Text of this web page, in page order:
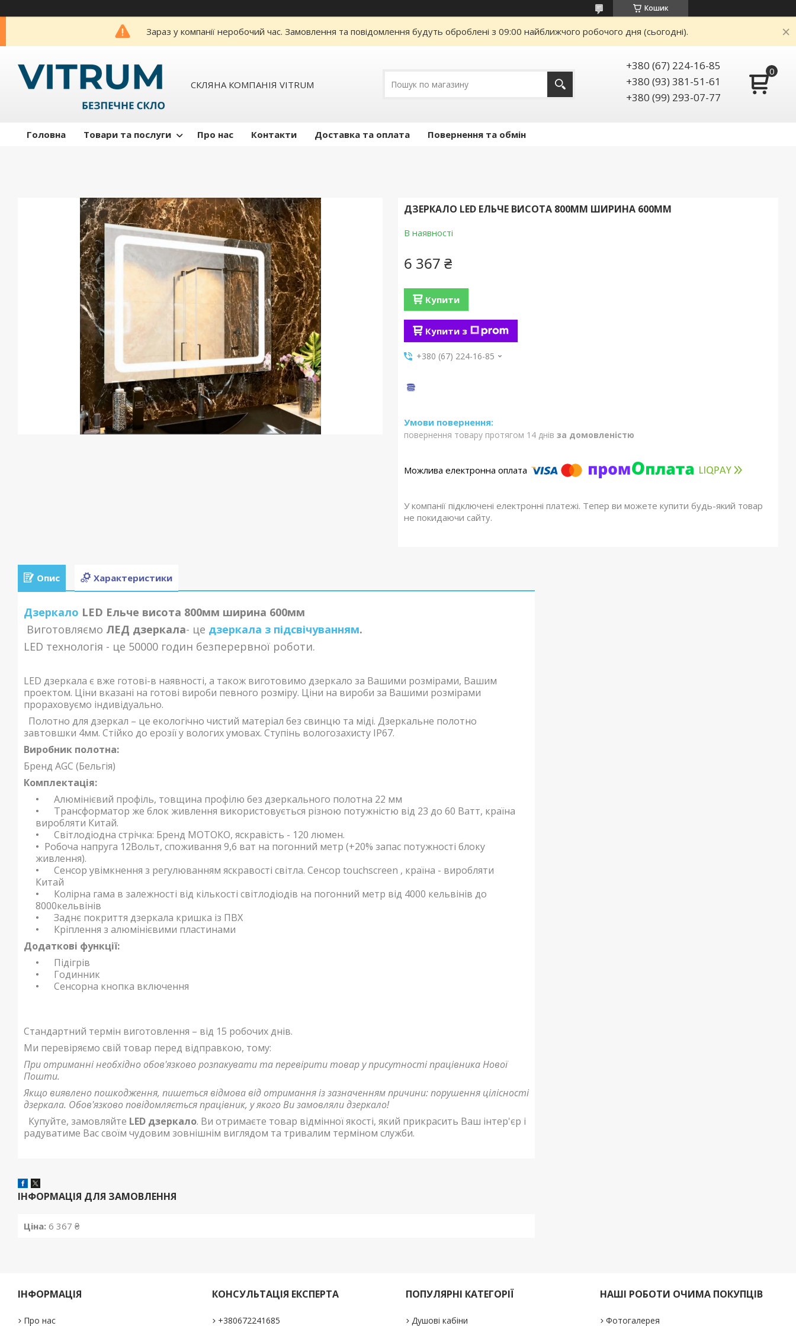
Кошик
Зараз у компанії неробочий час. Замовлення та повідомлення будуть оброблені з 09:00 найближчого робочого дня (сьогодні).
СКЛЯНА КОМПАНІЯ VITRUM
+380 (67) 224-16-85
+380 (93) 381-51-61
+380 (99) 293-07-77
Головна Товари та послуги Про нас Контакти Доставка та оплата Повернення та обмін
ДЗЕРКАЛО LED ЕЛЬЧЕ ВИСОТА 800ММ ШИРИНА 600ММ
В наявності
6 367 ₴
Купити
Купити з
+380 (67) 224-16-85
повернення товару протягом 14 днів за домовленістю
У компанії підключені електронні платежі. Тепер ви можете купити будь-який товар
не покидаючи сайту.
Опис Характеристики
Дзеркало LED Ельче висота 800мм ширина 600мм
Виготовляємо ЛЕД дзеркала- це дзеркала з підсвічуванням.
LED технологія - це 50000 годин безперервної роботи.
LED дзеркала є вже готові-в наявності, а також виготовимо дзеркало за Вашими розмірами, Вашим
проектом. Ціни вказані на готові вироби певного розміру. Ціни на вироби за Вашими розмірами
прораховуємо індивідуально.
Полотно для дзеркал – це екологічно чистий матеріал без свинцю та міді. Дзеркальне полотно
завтовшки 4мм. Стійко до ерозії у вологих умовах. Ступінь вологозахисту IP67.
Виробник полотна:
Бренд AGC (Бельгія)
Комплектація:
Алюмінієвий профіль, товщина профілю без дзеркального полотна 22 мм
Трансформатор же блок живлення використовується різною потужністю від 23 до 60 Ватт, країна
виробляти Китай.
Світлодіодна стрічка: Бренд МОТОКО, яскравість - 120 люмен.
Робоча напруга 12Вольт, споживання 9,6 ват на погонний метр (+20% запас потужності блоку
живлення).
Сенсор увімкнення з регулюванням яскравості світла. Сенсор touchscreen , країна - виробляти
Китай
Колірна гама в залежності від кількості світлодіодів на погонний метр від 4000 кельвінів до
8000кельвінів
Заднє покриття дзеркала кришка із ПВХ
Кріплення з алюмінієвими пластинами
Додаткові функції:
Підігрів
Годинник
Сенсорна кнопка включення
Стандартний термін виготовлення – від 15 робочих днів.
Ми перевіряємо свій товар перед відправкою, тому:
При отриманні необхідно обов'язково розпакувати та перевірити товар у присутності працівника Нової
Пошти.
Якщо виявлено пошкодження, пишеться відмова від отримання із зазначенням причини: порушення цілісності
дзеркала. Обов'язково повідомляється працівник, у якого Ви замовляли дзеркало!
Купуйте, замовляйте LED дзеркало. Ви отримаєте товар відмінної якості, який прикрасить Ваш інтер'єр і
радуватиме Вас своїм чудовим зовнішнім виглядом та тривалим терміном служби.
ІНФОРМАЦІЯ ДЛЯ ЗАМОВЛЕННЯ
Ціна: 6 367 ₴
ІНФОРМАЦІЯ
Про нас
КОНСУЛЬТАЦІЯ ЕКСПЕРТА
+380672241685
ПОПУЛЯРНІ КАТЕГОРІЇ
Душові кабіни
НАШІ РОБОТИ ОЧИМА ПОКУПЦІВ
Фотогалерея